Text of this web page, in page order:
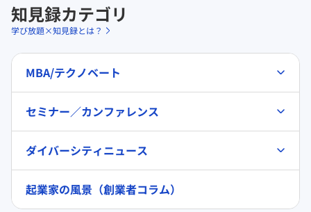
知見録カテゴリ
学び放題×知見録とは？
MBA/テクノベート
セミナー／カンファレンス
ダイバーシティニュース
起業家の風景（創業者コラム）